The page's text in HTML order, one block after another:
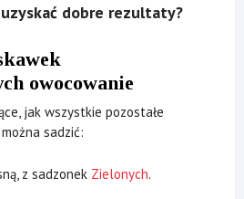
dobre rezultaty?
owocowanie
jak wszystkie pozostałe
sadzić:
z sadzonek Zielonych.